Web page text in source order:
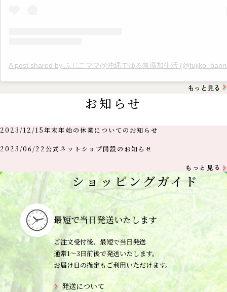
A post shared by ふじこママ@沖縄でゆる無添加生活
もっと見る
お知らせ
2023/12/15年末年始の休業についてのお知らせ
2023/06/22公式ネットショプ開設のお知らせ
もっと見る
ショッピングガイド
最短で当日発送いたします
ご注文受付後、最短で当日発送
通常1〜3日前後で発送いたします。
お届け日の指定もご利用いただけます。
発送について